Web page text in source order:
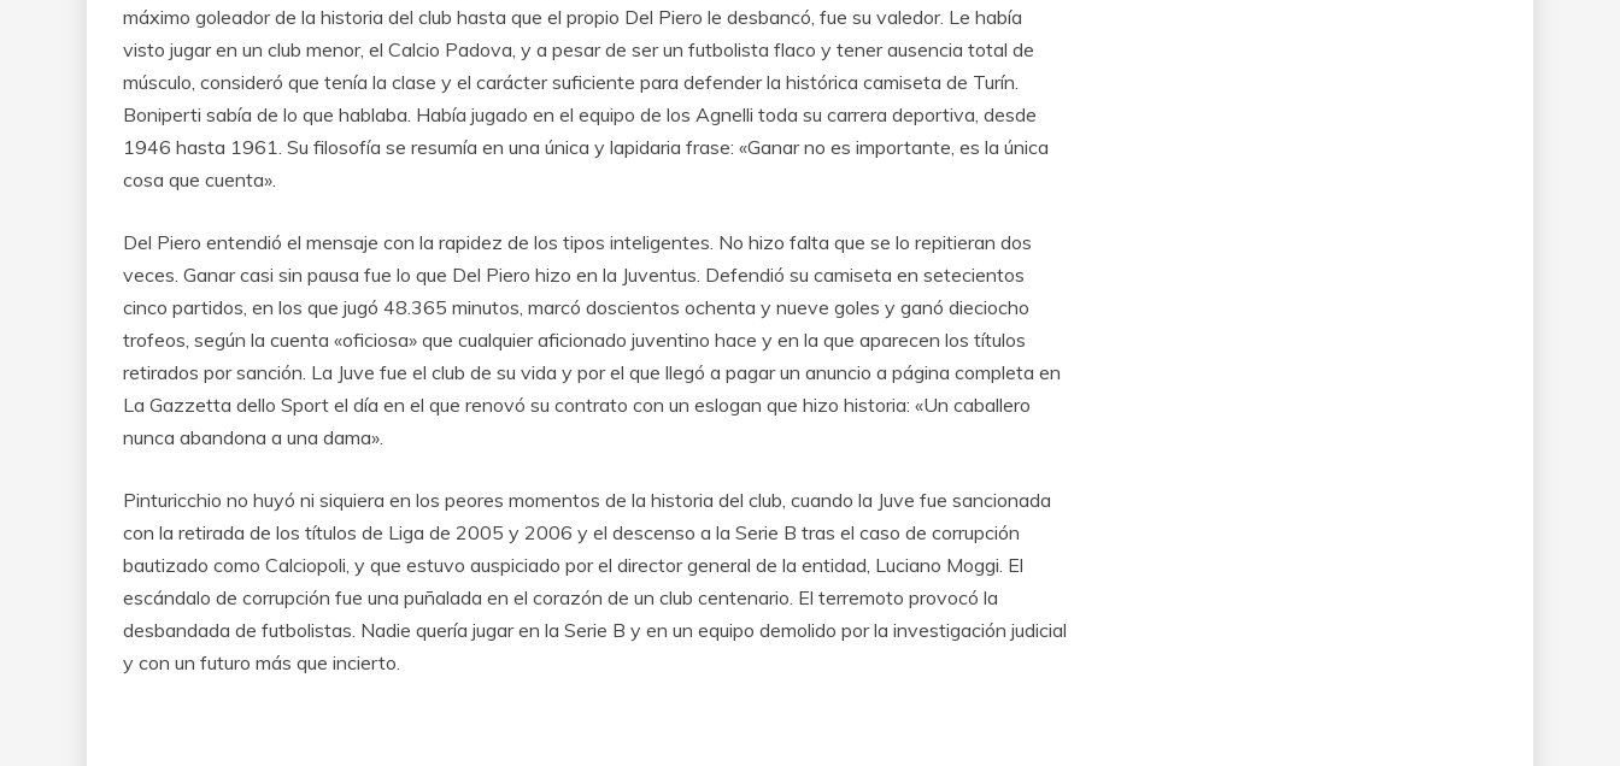
máximo goleador de la historia del club hasta que el propio Del Piero le desbancó, fue su valedor. Le había
visto jugar en un club menor, el Calcio Padova, y a pesar de ser un futbolista flaco y tener ausencia total de
músculo, consideró que tenía la clase y el carácter suficiente para defender la histórica camiseta de Turín.
Boniperti sabía de lo que hablaba. Había jugado en el equipo de los Agnelli toda su carrera deportiva, desde
1946 hasta 1961. Su filosofía se resumía en una única y lapidaria frase: «Ganar no es importante, es la única
cosa que cuenta».
Del Piero entendió el mensaje con la rapidez de los tipos inteligentes. No hizo falta que se lo repitieran dos
veces. Ganar casi sin pausa fue lo que Del Piero hizo en la Juventus. Defendió su camiseta en setecientos
cinco partidos, en los que jugó 48.365 minutos, marcó doscientos ochenta y nueve goles y ganó dieciocho
trofeos, según la cuenta «oficiosa» que cualquier aficionado juventino hace y en la que aparecen los títulos
retirados por sanción. La Juve fue el club de su vida y por el que llegó a pagar un anuncio a página completa en
La Gazzetta dello Sport el día en el que renovó su contrato con un eslogan que hizo historia: «Un caballero
nunca abandona a una dama».
Pinturicchio no huyó ni siquiera en los peores momentos de la historia del club, cuando la Juve fue sancionada
con la retirada de los títulos de Liga de 2005 y 2006 y el descenso a la Serie B tras el caso de corrupción
bautizado como Calciopoli, y que estuvo auspiciado por el director general de la entidad, Luciano Moggi. El
escándalo de corrupción fue una puñalada en el corazón de un club centenario. El terremoto provocó la
desbandada de futbolistas. Nadie quería jugar en la Serie B y en un equipo demolido por la investigación judicial
y con un futuro más que incierto.